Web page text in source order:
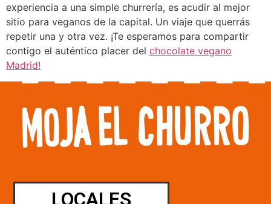
experiencia a una simple churrería, es acudir al mejor
sitio para veganos de la capital. Un viaje que querrás
repetir una y otra vez. ¡Te esperamos para compartir
contigo el auténtico placer del chocolate vegano
Madrid!
LOCALES